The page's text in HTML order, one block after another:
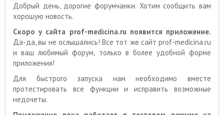
Добрый день, дорогие форумчанки. Хотим сообщить вам
хорошую новость.
Скоро у сайта prof-medicina.ru появится приложение.
Да-да, вы не ослышались! Все тот же сайт prof-medicina.ru
и ваш любимый форум, только в более удобной форме
приложения!
Для быстрого запуска нам необходимо вместе
протестировать все функции и исправить возможные
недочеты.